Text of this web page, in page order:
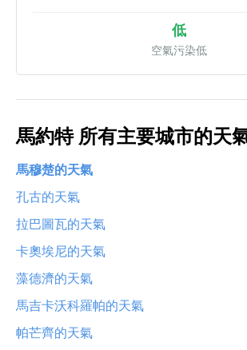
低
空氣污染低
馬約特 所有主要城市的
馬穆楚的天氣
孔古的天氣
拉巴圖瓦的天氣
卡奧埃尼的天氣
藻德濟的天氣
馬吉卡沃科羅帕的天氣
帕芒齊的天氣